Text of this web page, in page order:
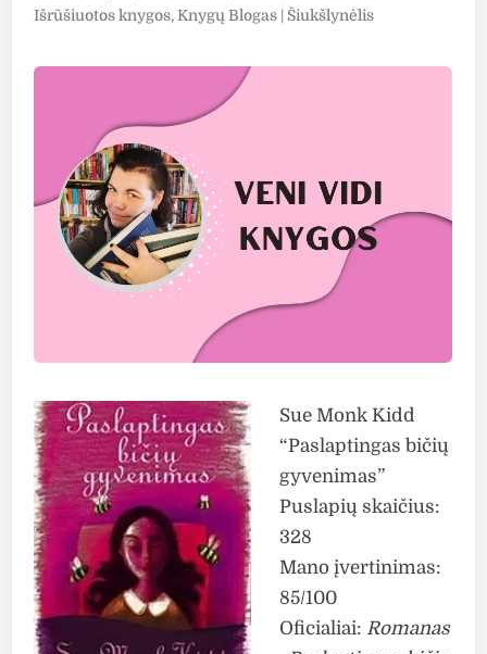
Posted
Išrūšiuotos knygos,Knygų Blogas | Šiukšlynėlis
Sue Monk Kidd
“Paslaptingas bičių
gyvenimas”
Puslapių skaičius:
328
Mano įvertinimas:
85/100
Oficialiai: Romanas